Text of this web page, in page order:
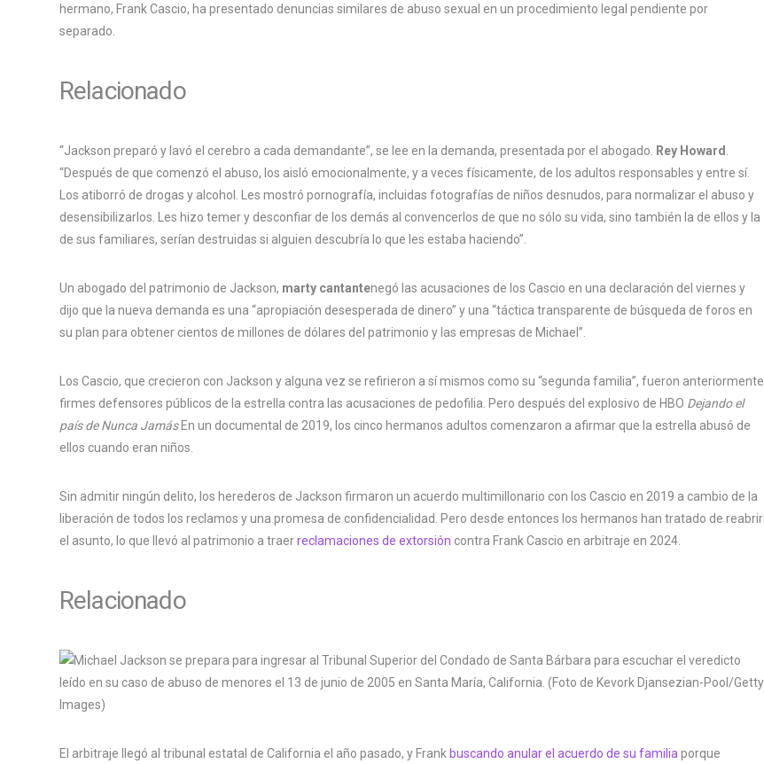
hermano, Frank Cascio, ha presentado denuncias similares de abuso sexual en un procedimiento legal pendiente por
separado.
Relacionado
“Jackson preparó y lavó el cerebro a cada demandante”, se lee en la demanda, presentada por el abogado. Rey Howard
“Después de que comenzó el abuso, los aisló emocionalmente, y a veces físicamente, de los adultos responsables y entre sí.
Los atiborró de drogas y alcohol. Les mostró pornografía, incluidas fotografías de niños desnudos, para normalizar el abuso y
desensibilizarlos. Les hizo temer y desconfiar de los demás al convencerlos de que no sólo su vida, sino también la de ellos y la
de sus familiares, serían destruidas si alguien descubría lo que les estaba haciendo”.
Un abogado del patrimonio de Jackson, marty cantantenegó las acusaciones de los Cascio en una declaración del viernes y
dijo que la nueva demanda es una “apropiación desesperada de dinero” y una “táctica transparente de búsqueda de foros en
su plan para obtener cientos de millones de dólares del patrimonio y las empresas de Michael”.
Los Cascio, que crecieron con Jackson y alguna vez se refirieron a sí mismos como su “segunda familia”, fueron anteriormente
firmes defensores públicos de la estrella contra las acusaciones de pedofilia. Pero después del explosivo de HBO Dejando el
país de Nunca Jamás En un documental de 2019, los cinco hermanos adultos comenzaron a afirmar que la estrella abusó de
ellos cuando eran niños.
Sin admitir ningún delito, los herederos de Jackson firmaron un acuerdo multimillonario con los Cascio en 2019 a cambio de la
liberación de todos los reclamos y una promesa de confidencialidad. Pero desde entonces los hermanos han tratado de reabrir
el asunto, lo que llevó al patrimonio a traerreclamaciones de extorsión contra Frank Cascio en arbitraje en 2024.
Relacionado
El arbitraje llegó al tribunal estatal de California el año pasado, y Frank buscando anular el acuerdo de su familia porque